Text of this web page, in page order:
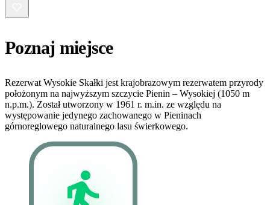
Poznaj miejsce
Rezerwat Wysokie Skałki jest krajobrazowym rezerwatem przyrody
położonym na najwyższym szczycie Pienin – Wysokiej (1050 m
n.p.m.). Został utworzony w 1961 r. m.in. ze względu na
występowanie jedynego zachowanego w Pieninach
górnoreglowego naturalnego lasu świerkowego.